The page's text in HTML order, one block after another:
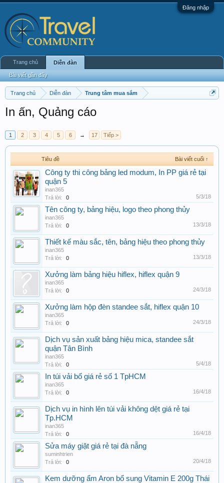
Đăng nhập
Trang chủ Diễn đàn Trung tâm mua sắm
In ấn, Quảng cáo
1 2 3 4 5 6 → 17 Tiếp >
Tiêu đề Bài viết cuối ↑
Công ty thi công bảng led modum, In PP giá rẻ tại
quận 5
inan365
Trả lời:
0 5/3/18
Tên công ty, bảng hiệu, logo theo phong thủy
inan365
Trả lời:
0 13/3/18
Thiết kế màu sắc, tên, bảng hiệu theo phong thủy
inan365
Trả lời:
0 13/3/18
Xưởng làm bảng hiệu hiflex, hiflex quận 9
inan365
Trả lời:
0 24/3/18
Xưởng làm hộp đèn standee sắt, hiflex quận 10
inan365
Trả lời:
0 24/3/18
Dịch vụ sản xuất bảng hiệu mica, standee sắt
quận Tân Bình
inan365
Trả lời:
0 5/4/18
In túi vải bố giá rẻ số 1 TpHCM
inan365
Trả lời:
0 16/4/18
Dịch vụ in hình lên túi vải không dệt giá rẻ tại
Tp.HCM
inan365
Trả lời:
0 16/4/18
Sửa máy giặt giá rẻ tại đà nẵng
suminhtrien
Trả lời:
0 20/4/18
Kem dưỡng ẩm Aron bổ sung Vitamin E 200g Thái
Trang chủ Diễn đàn
Bài viết gần đây